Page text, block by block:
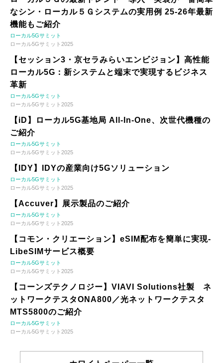
なシン・ローカル５Ｇシステムの実用例 25-26年最新
機能もご紹介
ローカル5Gサミット
ローカル5Gサミット2025
【セッション3・京セラみらいエンビジョン】高性能
ローカル5G：新システムと端末で実現するビジネス
革新
ローカル5Gサミット
ローカル5Gサミット2025
【iD】ローカル5G基地局 All-In-One、次世代機種の
ご紹介
ローカル5Gサミット
ローカル5Gサミット2025
【IDY】IDYの産業向け5Gソリューション
ローカル5Gサミット
ローカル5Gサミット2025
【Accuver】展示製品のご紹介
ローカル5Gサミット
ローカル5Gサミット2025
【コモン・クリエーション】eSIM配布を簡単に実現-
LibeSIMサービス概要
ローカル5Gサミット
ローカル5Gサミット2025
【コーンズテクノロジー】VIAVI Solutions社製 ネ
ットワークテスタONA800／光ネットワークテスタ
MTS5800のご紹介
ローカル5Gサミット
ローカル5Gサミット2025